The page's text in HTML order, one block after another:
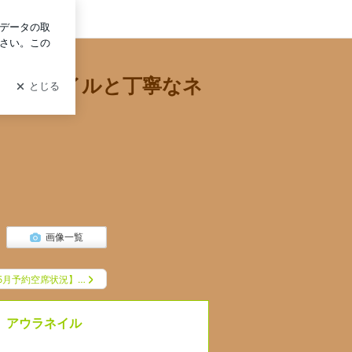
プルネイルと丁寧なネイルケア
ン
ルネイルと丁寧なネ
画像一覧
5月予約空席状況】…
ウラネイル